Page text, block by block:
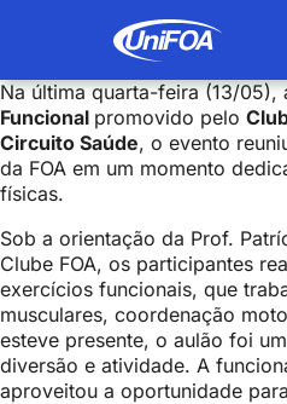
Na última quarta-feira (13/
Funcional promovido pelo
Circuito Saúde, o evento
da FOA em um momento
físicas.
Sob a orientação da Prof.
Clube FOA, os participantes
exercícios funcionais, que
musculares, coordenação
esteve presente, o aulão foi
diversão e atividade. A
aproveitou a oportunidade